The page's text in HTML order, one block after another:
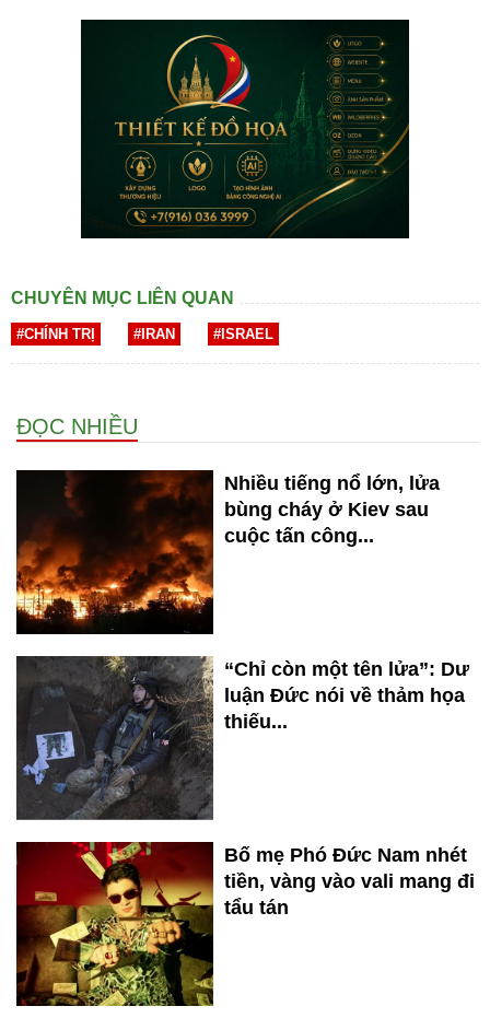
CHUYÊN MỤC LIÊN QUAN
#CHÍNH TRỊ #IRAN #ISRAEL
ĐỌC NHIỀU
Nhiều tiếng nổ lớn, lửa
bùng cháy ở Kiev sau
cuộc tấn công...
“Chỉ còn một tên lửa”: Dư
luận Đức nói về thảm họa
thiếu...
Bố mẹ Phó Đức Nam nhét
tiền, vàng vào vali mang đi
tẩu tán